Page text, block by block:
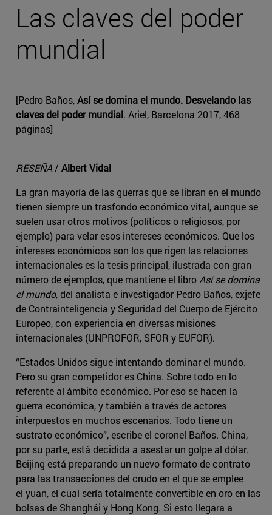
Las claves del poder
mundial
[Pedro Baños,Así se domina el mundo. Desvelando las
claves del poder mundial. Ariel, Barcelona 2017, 468
páginas]
RESEÑA / Albert Vidal
La gran mayoría de las guerras que se libran en el mundo
tienen siempre un trasfondo económico vital, aunque se
suelen usar otros motivos (políticos o religiosos, por
ejemplo) para velar esos intereses económicos. Que los
intereses económicos son los que rigen las relaciones
internacionales es la tesis principal, ilustrada con gran
número de ejemplos, que mantiene el libro Así se domina
el mundo, del analista e investigador Pedro Baños, exjefe
de Contrainteligencia y Seguridad del Cuerpo de Ejército
Europeo, con experiencia en diversas misiones
internacionales (UNPROFOR, SFOR y EUFOR).
“Estados Unidos sigue intentando dominar el mundo.
Pero su gran competidor es China. Sobre todo en lo
referente al ámbito económico. Por eso se hacen la
guerra económica, y también a través de actores
interpuestos en muchos escenarios. Todo tiene un
sustrato económico”, escribe el coronel Baños. China,
por su parte, está decidida a asestar un golpe al dólar.
Beijing está preparando un nuevo formato de contrato
para las transacciones del crudo en el que se emplee
el yuan, el cual sería totalmente convertible en oro en las
bolsas de Shanghái y Hong Kong. Si esto llegara a